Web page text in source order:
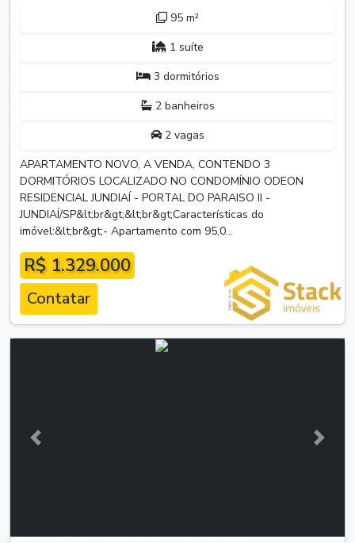
95 m²
1 suíte
3 dormitórios
2 banheiros
2 vagas
APARTAMENTO NOVO, A VENDA, CONTENDO 3
DORMITÓRIOS LOCALIZADO NO CONDOMÍNIO ODEON
RESIDENCIAL JUNDIAÍ - PORTAL DO PARAISO II -
JUNDIAÍ/SP&lt;br&gt;&lt;br&gt;Características do
imóvel:&lt;br&gt;- Apartamento com 95,0...
R$ 1.329.000
Contatar
Anterior